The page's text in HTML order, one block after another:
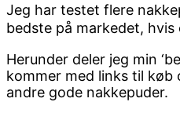
Jeg har testet flere
bedste på markedet, hvis
Herunder deler jeg min
kommer med links til køb
andre gode nakkepuder.